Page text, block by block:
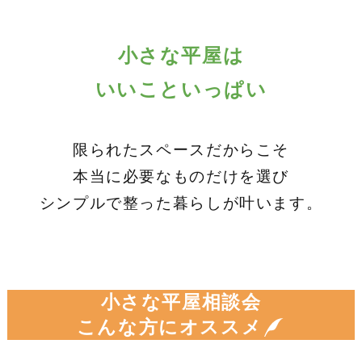
小さな平屋は
いいこといっぱい
限られたスペースだからこそ
本当に必要なものだけを選び
シンプルで整った暮らしが叶います。
小さな平屋相談会
こんな方にオススメ